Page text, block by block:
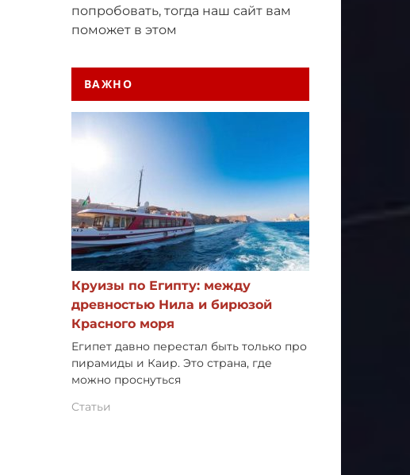
попробовать, тогда наш сайт вам
поможет в этом
ВАЖНО
Круизы по Египту: между
древностью Нила и бирюзой
Красного моря
Египет давно перестал быть только про
пирамиды и Каир. Это страна, где
можно проснуться
Статьи